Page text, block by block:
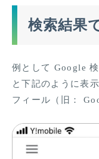
検索結果
例として Google
と下記のように表
フィール（旧：